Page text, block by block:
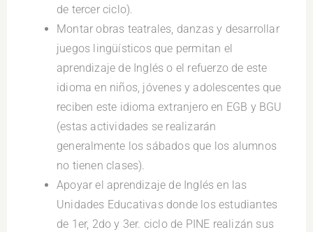
de tercer ciclo).
Montar obras teatrales, danzas y desarrollar
juegos lingüísticos que permitan el
aprendizaje de Inglés o el refuerzo de este
idioma en niños, jóvenes y adolescentes que
reciben este idioma extranjero en EGB y BGU
(estas actividades se realizarán
generalmente los sábados que los alumnos
no tienen clases).
Apoyar el aprendizaje de Inglés en las
Unidades Educativas donde los estudiantes
de 1er, 2do y 3er. ciclo de PINE realizán sus